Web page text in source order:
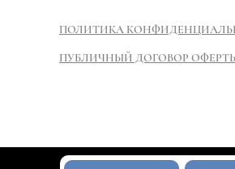
ПОЛИТИКА
ПУБЛИЧНЫЙ ДОГОВОР